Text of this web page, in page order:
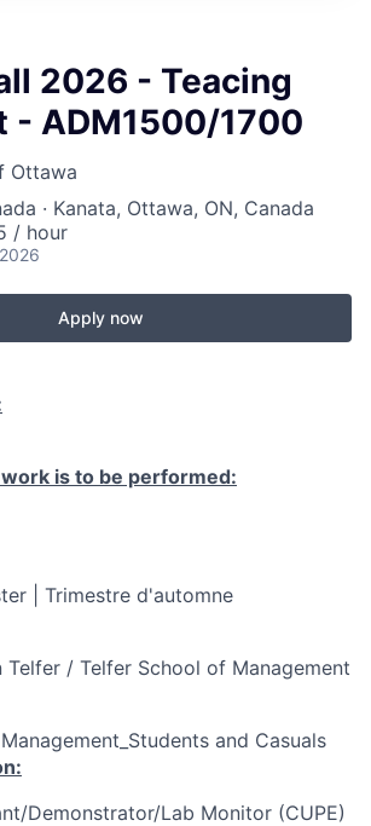
2026 - Teacing
- ADM1500/1700
Ottawa
· Kanata, Ottawa, ON, Canada
/ hour
Apply now
is to be performed:
| Trimestre d'automne
Telfer / Telfer School of Management
and Casuals
Demonstrator/Lab Monitor (CUPE)